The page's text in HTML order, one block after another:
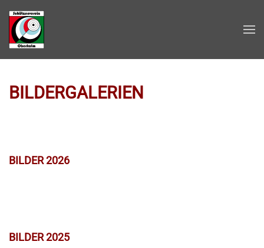
Zum Hauptinhalt springen
BILDERGALERIEN
BILDER 2026
BILDER 2025